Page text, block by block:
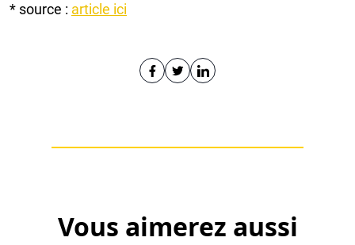
* source : article ici
Vous aimerez aussi